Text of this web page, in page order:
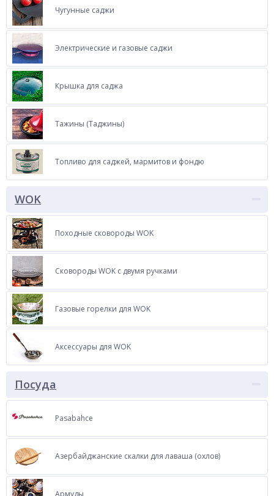
Чугунные саджи
Электрические и газовые саджи
Крышка для саджа
Тажины (Таджины)
Топливо для саджей, мармитов и фондю
WOK
Походные сковороды WOK
Сковороды WOK с двумя ручками
Газовые горелки для WOK
Аксессуары для WOK
Посуда
Pasabahce
Азербайджанские скалки для лаваша (охлов)
Армуды